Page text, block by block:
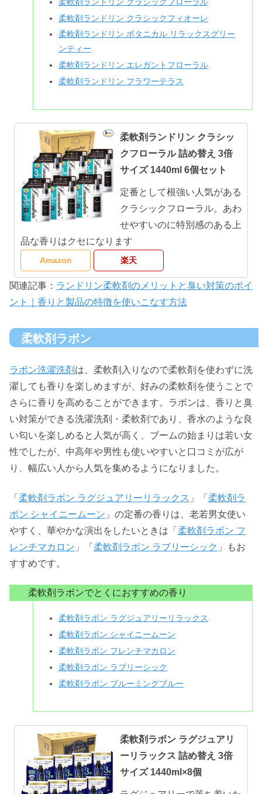
柔軟剤ランドリン クラシックフィオーレ
柔軟剤ランドリン ボタニカル リラックスグリー
ンティー
柔軟剤ランドリン エレガントフローラル
柔軟剤ランドリン フラワーテラス
柔軟剤ランドリン クラシッ
クフローラル 詰め替え 3倍
サイズ 1440ml 6個セット
定番として根強い人気がある
クラシックフローラル。あわ
せやすいのに特別感のある上
品な香りはクセになります
Amazon 楽天
関連記事： ランドリン柔軟剤のメリットと臭い対策のポイ
ント｜香りと製品の特徴を使いこなす方法
柔軟剤ラボン
ラボン洗濯洗剤 は、柔軟剤入りなので柔軟剤を使わずに洗
濯しても香りを楽しめますが、好みの柔軟剤を使うことで
さらに香りを高めることができます。ラボンは、香りと臭
い対策ができる洗濯洗剤・柔軟剤であり、香水のような良
い匂いを楽しめると人気が高く、ブームの始まりは若い女
性でしたが、中高年や男性も使いやすいと口コミが広が
り、幅広い人から人気を集めるようになりました。
「 柔軟剤ラボン ラグジュアリーリラックス 」「 柔軟剤ラ
ボン シャイニームーン 」の定番の香りは、老若男女使い
やすく、華やかな演出をしたいときは「 柔軟剤ラボン フ
レンチマカロン 」「 柔軟剤ラボン ラブリーシック 」もお
すすめです。
柔軟剤ラボンでとくにおすすめの香り
柔軟剤ラボン ラグジュアリーリラックス
柔軟剤ラボン シャイニームーン
柔軟剤ラボン フレンチマカロン
柔軟剤ラボン ラブリーシック
柔軟剤ラボン ブルーミングブルー
柔軟剤ラボン ラグジュアリ
ーリラックス 詰め替え 3倍
サイズ 1440ml×8個